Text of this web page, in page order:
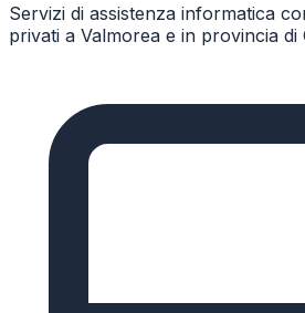
Servizi di assistenza informatica
privati a Valmorea e in provincia di